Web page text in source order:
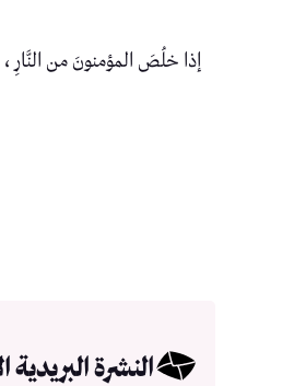
إذا خلُصَ المؤمنونَ من النَّارِ
النشرة البريدية